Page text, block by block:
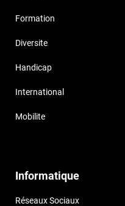
Formation
Diversite
Handicap
International
Mobilite
Informatique
Réseaux Sociaux